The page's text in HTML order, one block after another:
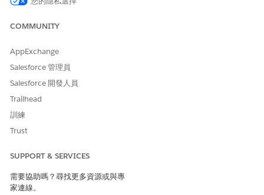
而發票的已轉換總金額會儲存在其「已轉換負數金額總數」欄位
轉換發票的負行後,如果餘額保留在該發票上,則會將轉換的貸項憑單
套用至該發票。申請的貸項金額將是發票餘額或貸項憑單餘額的較
小金額。
如果貸項憑單的餘額大於發票的餘額,貸項憑單會完全清償發票。貸
項憑單上的任何餘額必須手動套用至其他發票。
您修改客戶的訂單,將其 SaaS 訂閱數量從 4 個減少到 3 個。此減少
下次您為此訂單產生發票時,會建立發票條列,金額為 -$100。
COMMUNITY
AppExchange
Salesforce 管理員
Salesforce 開發人員
Trailhead
訓練
Trust
SUPPORT & SERVICES
需要協助嗎？尋找更多資源或與專
家連線。